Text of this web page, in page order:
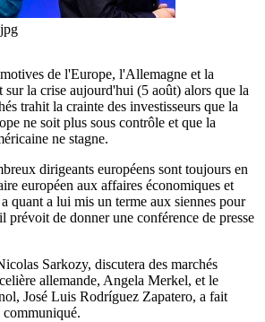
de l'Europe, l'Allemagne et la
sur la crise aujourd'hui (5 août) alors que la
trahit la crainte des investisseurs que la
ne soit plus sous contrôle et que la
ne stagne.
dirigeants européens sont toujours en
européen aux affaires économiques et
quant a lui mis un terme aux siennes pour
prévoit de donner une conférence de presse
Sarkozy, discutera des marchés
allemande, Angela Merkel, et le
José Luis Rodríguez Zapatero, a fait